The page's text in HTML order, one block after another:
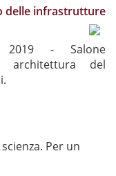
delle infrastrutture
2019 - Salone
architettura del
Per un